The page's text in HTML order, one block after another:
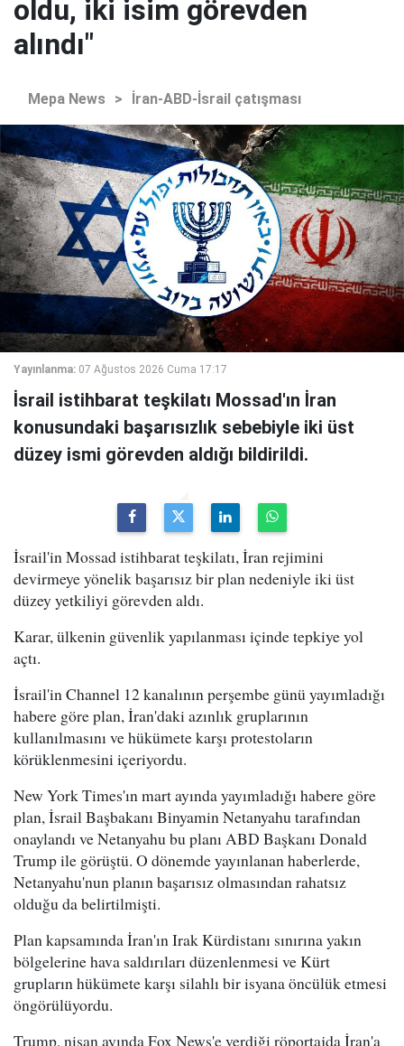
oldu, iki isim görevden
alındı"
Mepa News > İran-ABD-İsrail çatışması
Yayınlanma: 07 Ağustos 2026 Cuma 17:17
İsrail istihbarat teşkilatı Mossad'ın İran
konusundaki başarısızlık sebebiyle iki üst
düzey ismi görevden aldığı bildirildi.
İsrail'in Mossad istihbarat teşkilatı, İran rejimini
devirmeye yönelik başarısız bir plan nedeniyle iki üst
düzey yetkiliyi görevden aldı.
Karar, ülkenin güvenlik yapılanması içinde tepkiye yol
açtı.
İsrail'in Channel 12 kanalının perşembe günü yayımladığı
habere göre plan, İran'daki azınlık gruplarının
kullanılmasını ve hükümete karşı protestoların
körüklenmesini içeriyordu.
New York Times'ın mart ayında yayımladığı habere göre
plan, İsrail Başbakanı Binyamin Netanyahu tarafından
onaylandı ve Netanyahu bu planı ABD Başkanı Donald
Trump ile görüştü. O dönemde yayınlanan haberlerde,
Netanyahu'nun planın başarısız olmasından rahatsız
olduğu da belirtilmişti.
Plan kapsamında İran'ın Irak Kürdistanı sınırına yakın
bölgelerine hava saldırıları düzenlenmesi ve Kürt
grupların hükümete karşı silahlı bir isyana öncülük etmesi
öngörülüyordu.
Trump, nisan ayında Fox News'e verdiği röportajda İran'a